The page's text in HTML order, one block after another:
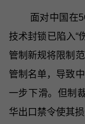
面对中国在
技术封锁已陷入“
管制新规将限制
管制名单，导致
一步下滑。但制
华出口禁令使其